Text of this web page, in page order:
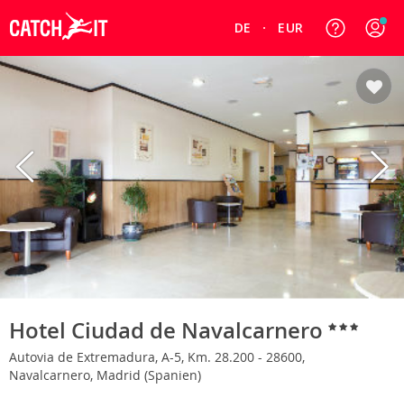
DE EUR
Hotel Ciudad de Navalcarnero
Autovia de Extremadura, A-5, Km. 28.200 - 28600,
Navalcarnero, Madrid (Spanien)